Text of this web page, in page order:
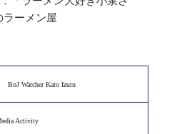
ラーメン屋
BoJ Watcher Kato Izuru
Activity